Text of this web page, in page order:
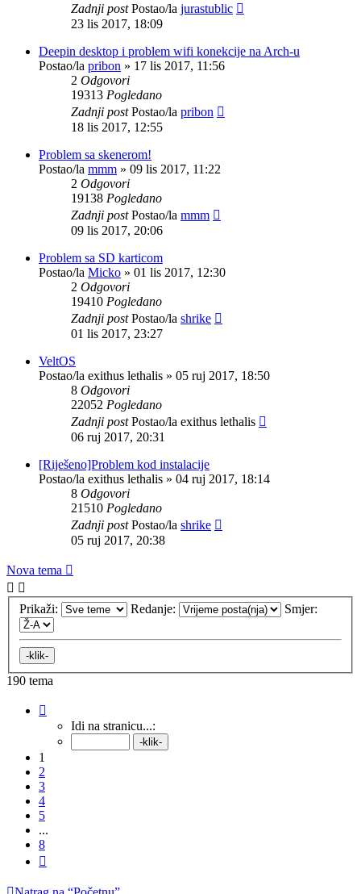
Zadnji postPostao/la jurastublic
23 lis 2017, 18:09
Deepin desktop i problem wifi konekcije na Arch-u
Postao/la pribon » 17 lis 2017, 11:56
2 Odgovori
19313 Pogledano
Zadnji postPostao/la pribon
18 lis 2017, 12:55
Problem sa skenerom!
Postao/la mmm » 09 lis 2017, 11:22
2 Odgovori
19138 Pogledano
Zadnji postPostao/la mmm
09 lis 2017, 20:06
Problem sa SD karticom
Postao/la Micko » 01 lis 2017, 12:30
2 Odgovori
19410 Pogledano
Zadnji postPostao/la shrike
01 lis 2017, 23:27
VeltOS
Postao/la exithus lethalis » 05 ruj 2017, 18:50
8 Odgovori
22052 Pogledano
Zadnji postPostao/la exithus lethalis
06 ruj 2017, 20:31
[Riješeno]Problem kod instalacije
Postao/la exithus lethalis » 04 ruj 2017, 18:14
8 Odgovori
21510 Pogledano
Zadnji postPostao/la shrike
05 ruj 2017, 20:38
Nova tema
Prikaži: Redanje: Smjer:
190 tema
8. Idi na stranicu...:
1
2
3
4
5
...
8